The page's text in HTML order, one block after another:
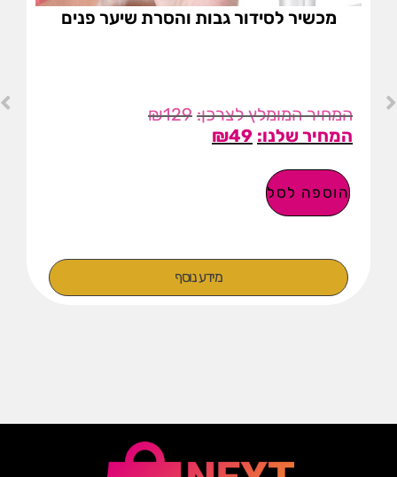
מכשיר לסידור גבות והסרת שיער פנים
₪129
₪49
הוספה לסל
מידע נוסף